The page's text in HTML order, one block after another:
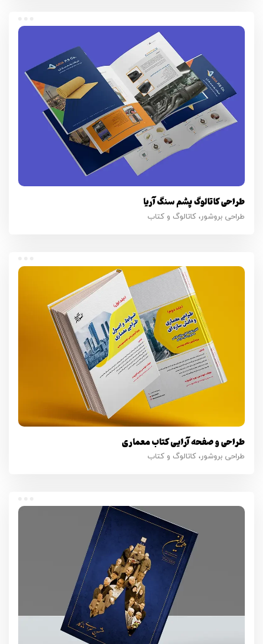
طراحی کاتالوگ پشم سنگ آریا
طراحی بروشور، کاتالوگ و کتاب
طراحی و صفحه آرایی کتاب معماری
طراحی بروشور، کاتالوگ و کتاب